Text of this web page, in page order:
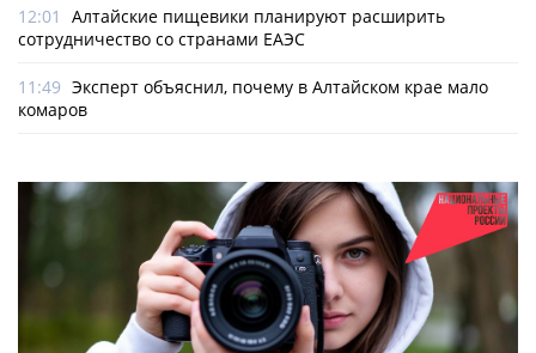
12:01
Алтайские пищевики планируют расширить
сотрудничество со странами ЕАЭС
11:49 Эксперт объяснил, почему в Алтайском крае мало
комаров